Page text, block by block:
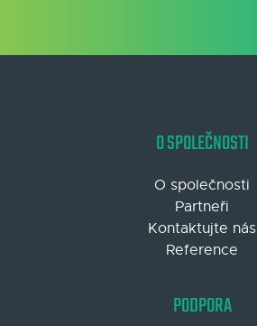
O SPOLEČNOSTI
O společnosti
Partneři
Kontaktujte nás
Reference
PODPORA